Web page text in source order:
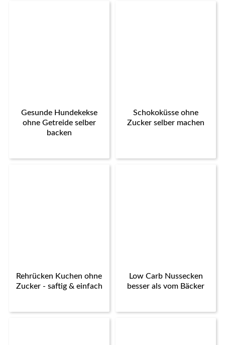
Gesunde Hundekekse
ohne Getreide selber
backen
Schokoküsse ohne
Zucker selber machen
Rehrücken Kuchen ohne
Zucker - saftig & einfach
Low Carb Nussecken
besser als vom Bäcker